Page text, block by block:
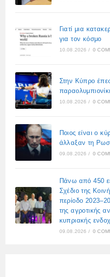
Γιατί μια
για τον κόσμο
10.08.2026 / 0
Στην Κύπρο
10.08.2026 / 0
Ποιος είναι ο
άλλαξαν τη
09.08.2026 / 0
Πάνω από 450
Σχέδιο της
περίοδο
της αγροτικής
κυπριακής
09.08.2026 / 0